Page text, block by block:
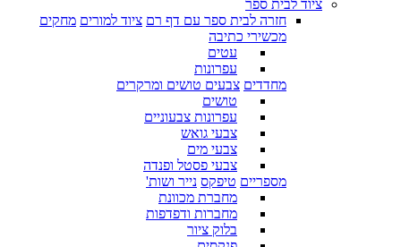
ציוד לבית ספר
חזרה לבית ספר עם דף רם ציוד למורים מחקים
מכשירי כתיבה
עטים
עפרונות
מחדדים צבעים טושים ומרקרים
טושים
עפרונות צבעוניים
צבעי גואש
צבעי מים
צבעי פסטל ופנדה
מספריים טיפקס נייר ושות'
מחברת מכוונת
מחברות ודפדפות
בלוק ציור